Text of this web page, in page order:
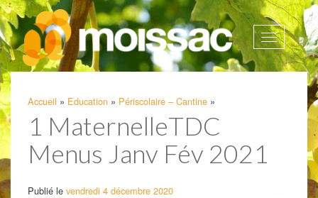
Afficher
la
Accueil » Education » Périscolaire – Cantine »
1 MaternelleTDC
Menus Janv Fév 2021
Publié le vendredi 4 décembre 2020